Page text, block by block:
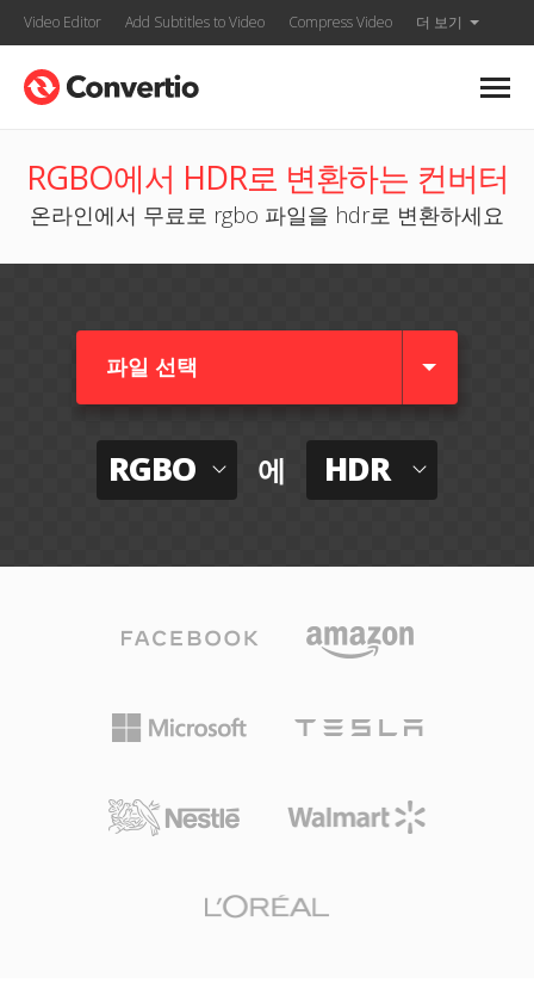
Video Editor Add Subtitles to Video Compress Video 더 보기
RGBO에서 HDR로 변환하는 컨버터
온라인에서 무료로 rgbo 파일을 hdr로 변환하세요
파일 선택
RGBO 에 HDR